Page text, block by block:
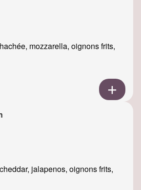
mozzarella, oignons frits,
jalapenos, oignons frits,